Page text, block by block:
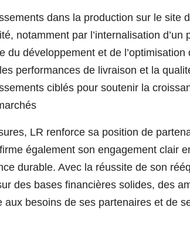
dans la production sur le site
notamment par l’internalisation d’un
du développement et de
performances de livraison et la
ciblés pour soutenir la
LR renforce sa position de
également son engagement clair
durable. Avec la réussite de son
des bases financières solides, des
aux besoins de ses partenaires et de